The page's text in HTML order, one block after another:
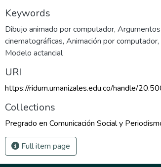
Keywords
Dibujo animado por computador,
cinematográficas, Animación por computador,
Modelo actancial
URI
https://ridum.umanizales.edu.co/handle/
Collections
Pregrado en Comunicación Social y
Full item page